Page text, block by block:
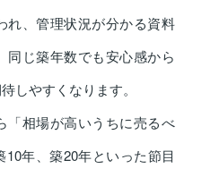
れ、管理状況が分かる資料
同じ築年数でも安心感から
しやすくなります。
「相場が高いうちに売るべ
年、築20年といった節目